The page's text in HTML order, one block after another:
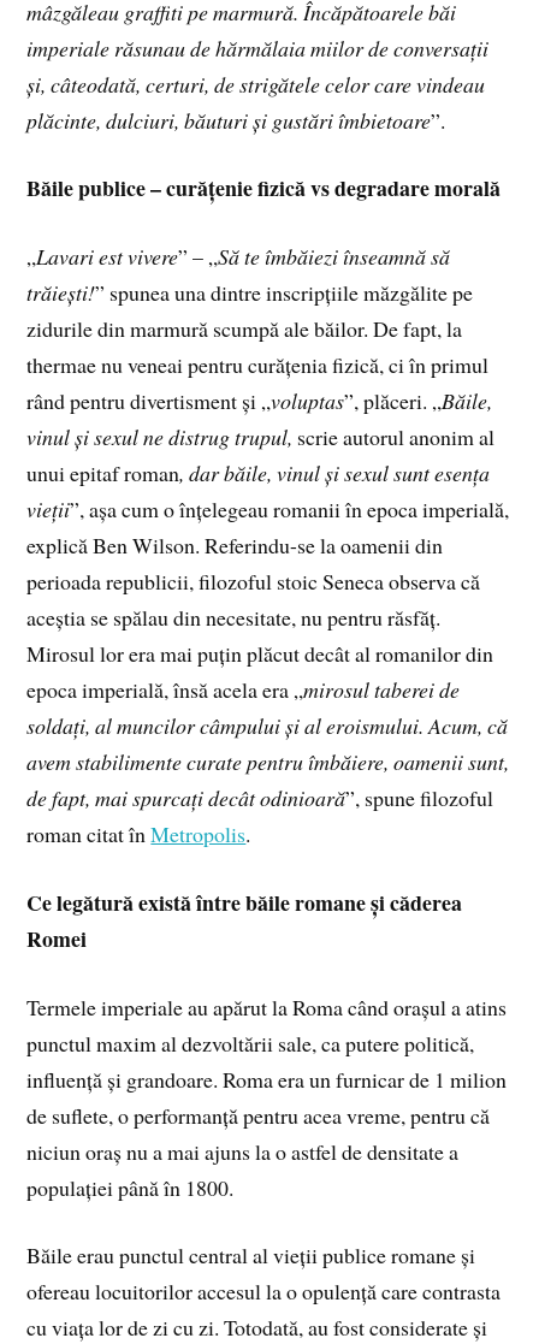
mâzgăleau graffiti pe marmură. Încăpătoarele băi
imperiale răsunau de hărmălaia miilor de conversații
și, câteodată, certuri, de strigătele celor care vindeau
plăcinte, dulciuri, băuturi și gustări îmbietoare”.
Băile publice – curățenie fizică vs degradare morală
„Lavari est vivere” – „Să te îmbăiezi înseamnă să
trăiești!” spunea una dintre inscripțiile măzgălite pe
zidurile din marmură scumpă ale băilor. De fapt, la
thermae nu veneai pentru curățenia fizică, ci în primul
rând pentru divertisment și „voluptas”, plăceri. „Băile,
vinul și sexul ne distrug trupul, scrie autorul anonim al
unui epitaf roman, dar băile, vinul și sexul sunt esența
vieții”, așa cum o înțelegeau romanii în epoca imperială,
explică Ben Wilson. Referindu-se la oamenii din
perioada republicii, filozoful stoic Seneca observa că
aceștia se spălau din necesitate, nu pentru răsfăț.
Mirosul lor era mai puțin plăcut decât al romanilor din
epoca imperială, însă acela era „mirosul taberei de
soldați, al muncilor câmpului și al eroismului. Acum, că
avem stabilimente curate pentru îmbăiere, oamenii sunt,
de fapt, mai spurcați decât odinioară”, spune filozoful
roman citat înMetropolis.
Ce legătură există între băile romane și căderea
Romei
Termele imperiale au apărut la Roma când orașul a atins
punctul maxim al dezvoltării sale, ca putere politică,
influență și grandoare. Roma era un furnicar de 1 milion
de suflete, o performanță pentru acea vreme, pentru că
niciun oraș nu a mai ajuns la o astfel de densitate a
populației până în 1800.
Băile erau punctul central al vieții publice romane și
ofereau locuitorilor accesul la o opulență care contrasta
cu viața lor de zi cu zi. Totodată, au fost considerate și